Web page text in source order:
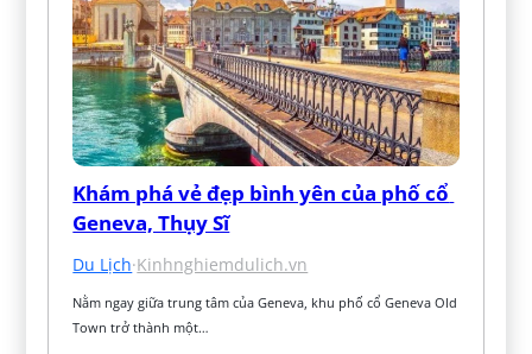
Khám phá vẻ đẹp bình yên của phố cổ
Geneva, Thụy Sĩ
Du Lịch·Kinhnghiemdulich.vn
Nằm ngay giữa trung tâm của Geneva, khu phố cổ Geneva Old
Town trở thành một…